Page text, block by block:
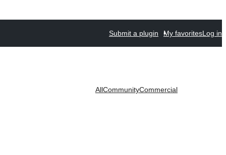
Submit a plugin My favoritesLog in
AllCommunityCommercial